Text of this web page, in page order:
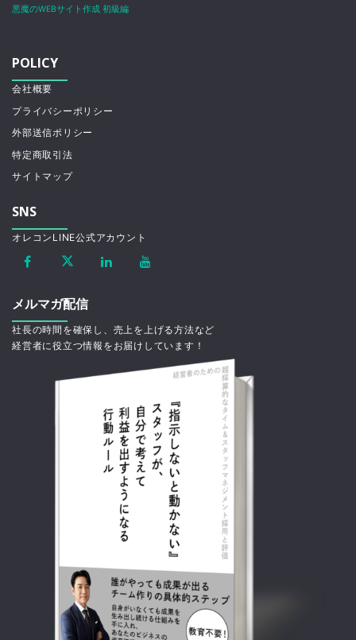
悪魔のWEBサイト作成 初級編
POLICY
会社概要
プライバシーポリシー
外部送信ポリシー
特定商取引法
サイトマップ
SNS
オレコンLINE公式アカウント
メルマガ配信
社長の時間を確保し、売上を上げる方法など
経営者に役立つ情報をお届けしています！